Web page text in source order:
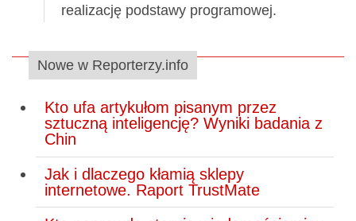
realizację podstawy programowej.
Nowe w Reporterzy.info
Kto ufa artykułom pisanym przez
sztuczną inteligencję? Wyniki badania z
Chin
Jak i dlaczego kłamią sklepy
internetowe. Raport TrustMate